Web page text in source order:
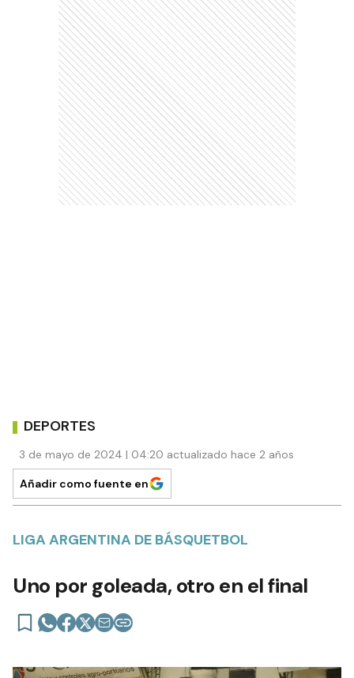
DEPORTES
3 de mayo de 2024 | 04:20 actualizado hace 2 años
Añadir como fuente en
LIGA ARGENTINA DE BÁSQUETBOL
Uno por goleada, otro en el final